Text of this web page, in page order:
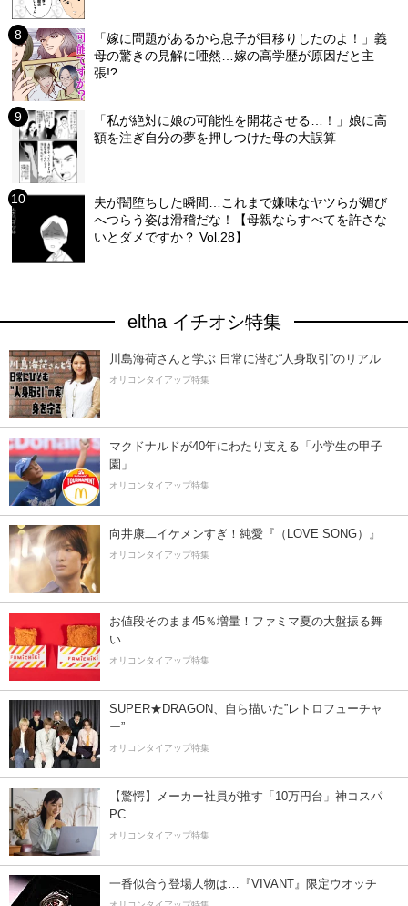
「嫁に問題があるから息子が目移りしたのよ！」義
母の驚きの見解に唖然…嫁の高学歴が原因だと主
張!?
「私が絶対に娘の可能性を開花させる…！」娘に高
額を注ぎ自分の夢を押しつけた母の大誤算
夫が闇堕ちした瞬間…これまで嫌味なヤツらが媚び
へつらう姿は滑稽だな！【母親ならすべてを許さな
いとダメですか？ Vol.28】
eltha イチオシ特集
川島海荷さんと学ぶ 日常に潜む“人身取引”のリアル
オリコンタイアップ特集
マクドナルドが40年にわたり支える「小学生の甲子
園」
オリコンタイアップ特集
向井康二イケメンすぎ！純愛『（LOVE SONG）』
オリコンタイアップ特集
お値段そのまま45％増量！ファミマ夏の大盤振る舞
い
オリコンタイアップ特集
SUPER★DRAGON、自ら描いた”レトロフューチャ
ー”
オリコンタイアップ特集
【驚愕】メーカー社員が推す「10万円台」神コスパ
PC
オリコンタイアップ特集
一番似合う登場人物は…『VIVANT』限定ウオッチ